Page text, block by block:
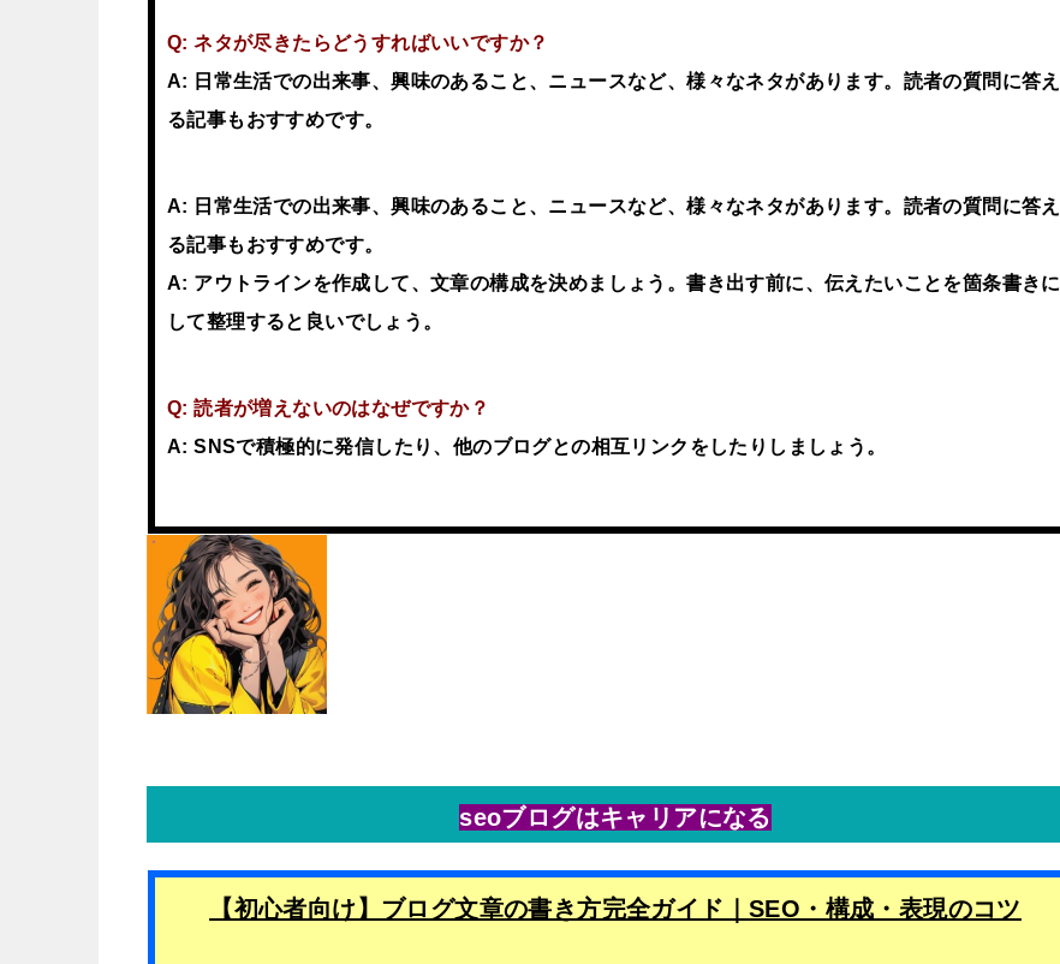
Q: ネタが尽きたらどうすればいいですか？
A: 日常生活での出来事、興味のあること、ニュースなど、様々なネタがあります。読者の質問に答え
る記事もおすすめです。
A: 日常生活での出来事、興味のあること、ニュースなど、様々なネタがあります。読者の質問に答え
る記事もおすすめです。
A: アウトラインを作成して、文章の構成を決めましょう。書き出す前に、伝えたいことを箇条書きに
して整理すると良いでしょう。
Q: 読者が増えないのはなぜですか？
A: SNSで積極的に発信したり、他のブログとの相互リンクをしたりしましょう。
seoブログはキャリアになる
【初心者向け】ブログ文章の書き方完全ガイド｜SEO・構成・表現のコツ